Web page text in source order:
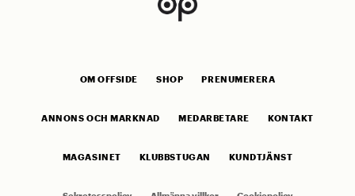
OM OFFSIDE SHOP PRENUMERERA
ANNONS OCH MARKNAD MEDARBETARE KONTAKT
MAGASINET KLUBBSTUGAN KUNDTJÄNST